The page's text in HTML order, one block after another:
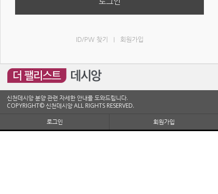
ID/PW 찾기 회원가입
신천데시앙 분양 관련 자세한 안내를 도와드립니다.
COPYRIGHT© 신천데시앙 ALL RIGHTS RESERVED.
로그인
회원가입